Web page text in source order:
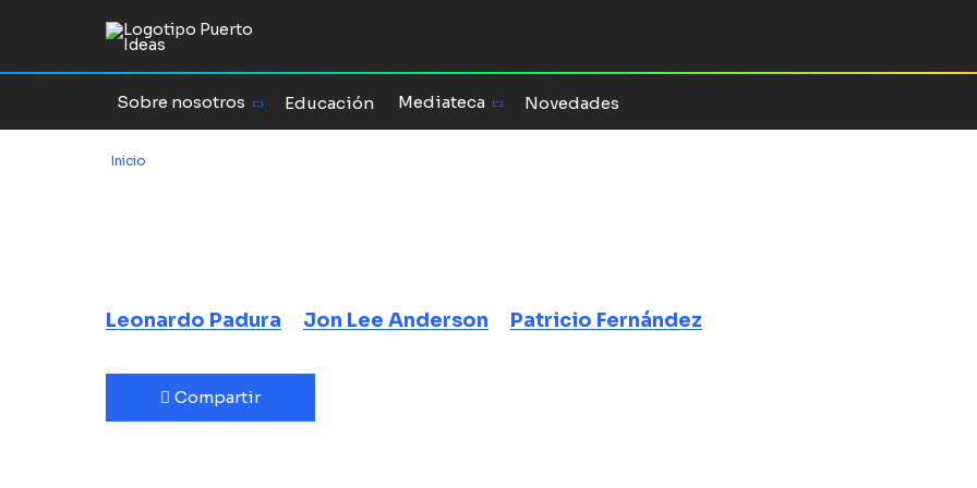
Sobre nosotros Educación Mediateca Novedades
Inicio
Leonardo Padura Jon Lee Anderson Patricio Fernández
Compartir